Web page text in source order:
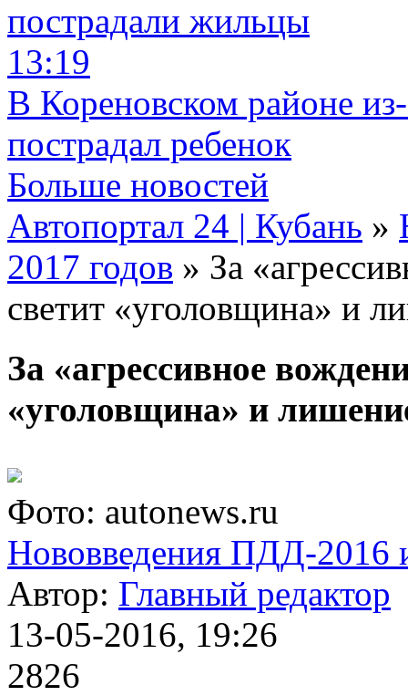
пострадали жильцы
13:19
В Кореновском районе
пострадал ребенок
Больше новостей
Автопортал 24 | Кубань »
2017 годов » За
светит «уголовщина» и
За «агрессивное
«уголовщина» и
Фото: autonews.ru
Нововведения ПДД-2016
Автор: Главный редактор
13-05-2016, 19:26
2826